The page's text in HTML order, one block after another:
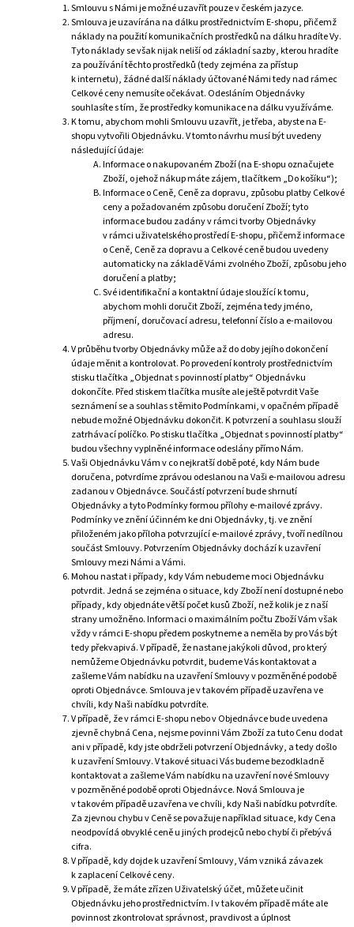
Smlouvu s Námi je možné uzavřít pouze v českém jazyce.
Smlouva je uzavírána na dálku prostřednictvím E-shopu, přičemž
náklady na použití komunikačních prostředků na dálku hradíte Vy.
Tyto náklady se však nijak neliší od základní sazby, kterou hradíte
za používání těchto prostředků (tedy zejména za přístup
k internetu), žádné další náklady účtované Námi tedy nad rámec
Celkové ceny nemusíte očekávat. Odesláním Objednávky
souhlasíte s tím, že prostředky komunikace na dálku využíváme.
K tomu, abychom mohli Smlouvu uzavřít, je třeba, abyste na E-
shopu vytvořili Objednávku. V tomto návrhu musí být uvedeny
následující údaje:
Informace o nakupovaném Zboží (na E-shopu označujete
Zboží, o jehož nákup máte zájem, tlačítkem „Do košíku“);
Informace o Ceně, Ceně za dopravu, způsobu platby Celkové
ceny a požadovaném způsobu doručení Zboží; tyto
informace budou zadány v rámci tvorby Objednávky
v rámci uživatelského prostředí E-shopu, přičemž informace
o Ceně, Ceně za dopravu a Celkové ceně budou uvedeny
automaticky na základě Vámi zvolného Zboží, způsobu jeho
doručení a platby;
Své identifikační a kontaktní údaje sloužící k tomu,
abychom mohli doručit Zboží, zejména tedy jméno,
příjmení, doručovací adresu, telefonní číslo a e-mailovou
adresu.
V průběhu tvorby Objednávky může až do doby jejího dokončení
údaje měnit a kontrolovat. Po provedení kontroly prostřednictvím
stisku tlačítka „Objednat s povinností platby“ Objednávku
dokončíte. Před stiskem tlačítka musíte ale ještě potvrdit Vaše
seznámení se a souhlas s těmito Podmínkami, v opačném případě
nebude možné Objednávku dokončit. K potvrzení a souhlasu slouží
zatrhávací políčko. Po stisku tlačítka „Objednat s povinností platby“
budou všechny vyplněné informace odeslány přímo Nám.
Vaši Objednávku Vám v co nejkratší době poté, kdy Nám bude
doručena, potvrdíme zprávou odeslanou na Vaši e-mailovou adresu
zadanou v Objednávce. Součástí potvrzení bude shrnutí
Objednávky a tyto Podmínky formou přílohy e-mailové zprávy.
Podmínky ve znění účinném ke dni Objednávky, tj. ve znění
přiloženém jako příloha potvrzující e-mailové zprávy, tvoří nedílnou
součást Smlouvy. Potvrzením Objednávky dochází k uzavření
Smlouvy mezi Námi a Vámi.
Mohou nastat i případy, kdy Vám nebudeme moci Objednávku
potvrdit. Jedná se zejména o situace, kdy Zboží není dostupné nebo
případy, kdy objednáte větší počet kusů Zboží, než kolik je z naší
strany umožněno. Informaci o maximálním počtu Zboží Vám však
vždy v rámci E-shopu předem poskytneme a neměla by pro Vás být
tedy překvapivá. V případě, že nastane jakýkoli důvod, pro který
nemůžeme Objednávku potvrdit, budeme Vás kontaktovat a
zašleme Vám nabídku na uzavření Smlouvy v pozměněné podobě
oproti Objednávce. Smlouva je v takovém případě uzavřena ve
chvíli, kdy Naši nabídku potvrdíte.
V případě, že v rámci E-shopu nebo v Objednávce bude uvedena
zjevně chybná Cena, nejsme povinni Vám Zboží za tuto Cenu dodat
ani v případě, kdy jste obdrželi potvrzení Objednávky, a tedy došlo
k uzavření Smlouvy. V takové situaci Vás budeme bezodkladně
kontaktovat a zašleme Vám nabídku na uzavření nové Smlouvy
v pozměněné podobě oproti Objednávce. Nová Smlouva je
v takovém případě uzavřena ve chvíli, kdy Naši nabídku potvrdíte.
Za zjevnou chybu v Ceně se považuje například situace, kdy Cena
neodpovídá obvyklé ceně u jiných prodejců nebo chybí či přebývá
cifra.
V případě, kdy dojde k uzavření Smlouvy, Vám vzniká závazek
k zaplacení Celkové ceny.
V případě, že máte zřízen Uživatelský účet, můžete učinit
Objednávku jeho prostřednictvím. I v takovém případě máte ale
povinnost zkontrolovat správnost, pravdivost a úplnost